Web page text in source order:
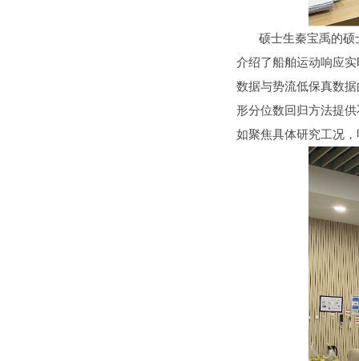
硕士生秦宝禹的硕士
介绍了船舶运动响应
数据与势流低保真数
形分位数回归方法提
如聚焦具体研究工况